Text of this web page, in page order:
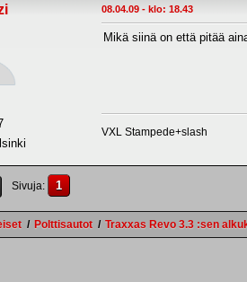
08.04.09 - klo: 18.43
Mikä siinä on että pitää
VXL Stampede+slash
Sivuja 1
/ Polttisautot / Traxxas Revo 3.3 :sen